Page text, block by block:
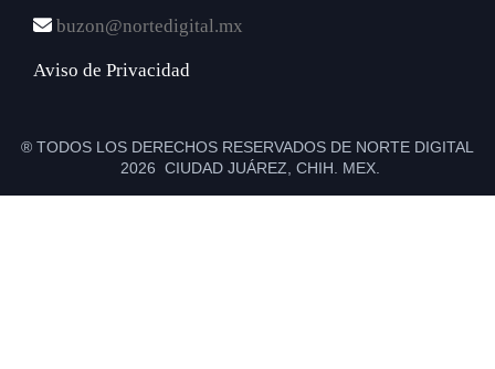
buzon@nortedigital.mx
Aviso de Privacidad
® TODOS LOS DERECHOS RESERVADOS DE NORTE DIGITAL
2026 CIUDAD JUÁREZ, CHIH. MEX.